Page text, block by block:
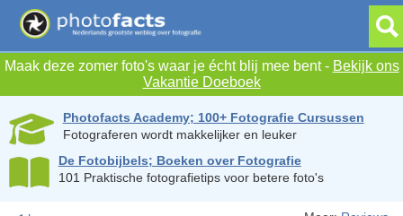
Maak deze zomer foto's waar je écht blij mee bent - Bekijk ons
Vakantie Doeboek
Photofacts Academy; 100+ Fotografie Cursussen
Fotograferen wordt makkelijker en leuker
De Fotobijbels; Boeken over Fotografie
101 Praktische fotografietips voor betere foto's